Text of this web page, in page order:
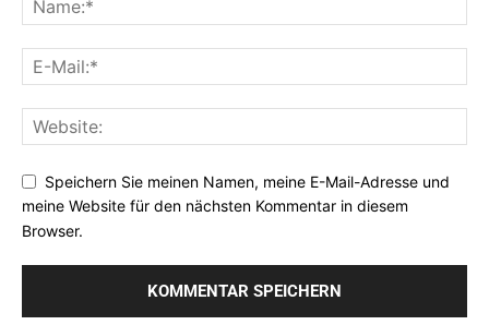
Speichern Sie meinen Namen, meine E-Mail-Adresse und
meine Website für den nächsten Kommentar in diesem
Browser.